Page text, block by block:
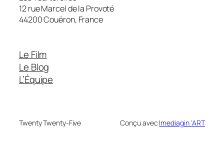
12 rue Marcel de la Provoté
44200 Couëron, France
Le Film
Le Blog
L’Équipe
Twenty Twenty-Five Conçu avec Imediagin ‘ART